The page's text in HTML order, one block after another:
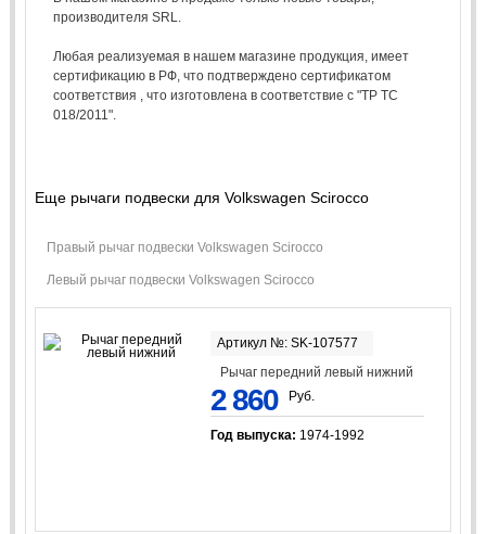
производителя SRL.
Любая реализуемая в нашем магазине продукция, имеет
сертификацию в РФ, что подтверждено сертификатом
соответствия , что изготовлена в соответствие с "ТР ТС
018/2011".
Еще рычаги подвески для Volkswagen Scirocco
Правый рычаг подвески Volkswagen Scirocco
Левый рычаг подвески Volkswagen Scirocco
Артикул №: SK-107577
Рычаг передний левый нижний
2 860 Руб.
Год выпуска: 1974-1992